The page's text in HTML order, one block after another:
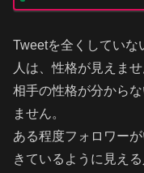
Tweetを全くしていな
人は、性格が見えませ
相手の性格が分から
ません。
ある程度フォロワー
きているように見え